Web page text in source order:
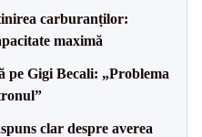
carburanților:
maximă
pe Gigi Becali: „Problema
clar despre averea